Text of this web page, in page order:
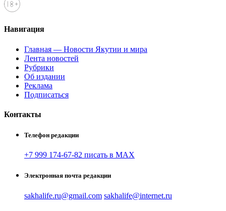
Навигация
Главная — Новости Якутии и мира
Лента новостей
Рубрики
Об издании
Реклама
Подписаться
Контакты
Телефон редакции
+7 999 174-67-82 писать в MAX
Электронная почта редакции
sakhalife.ru@gmail.com sakhalife@internet.ru